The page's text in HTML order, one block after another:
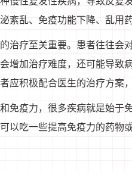
紊乱、免疫功能下降、乱用
治疗至关重要。患者往往会
增加治疗难度，还可能导致
应积极配合医生的治疗方案
免疫力，很多疾病就是始于
以吃一些提高免疫力的药物